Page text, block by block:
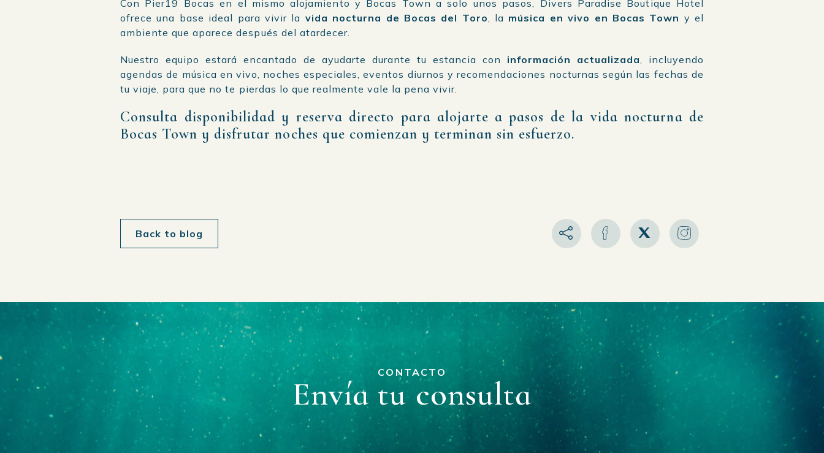
Con Pier19 Bocas en el mismo alojamiento y Bocas Town a solo unos pasos, Divers Paradise Boutique Hotel
ofrece una base ideal para vivir la vida nocturna de Bocas del Toro, la música en vivo en Bocas Town y el
ambiente que aparece después del atardecer.
Nuestro equipo estará encantado de ayudarte durante tu estancia con información actualizada, incluyendo
agendas de música en vivo, noches especiales, eventos diurnos y recomendaciones nocturnas según las fechas de
tu viaje, para que no te pierdas lo que realmente vale la pena vivir.
Consulta disponibilidad y reserva directo para alojarte a pasos de la vida nocturna de
Bocas Town y disfrutar noches que comienzan y terminan sin esfuerzo.
Back to blog
CONTACTO
Envía tu consulta